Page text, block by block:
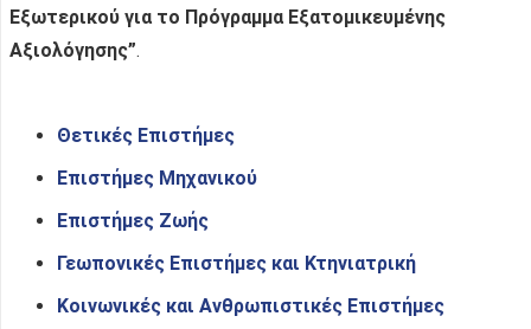
Εξωτερικού για το Πρόγραμμα Εξατομικευμένης
Αξιολόγησης”.
Θετικές Επιστήμες
Επιστήμες Μηχανικού
Επιστήμες Ζωής
Γεωπονικές Επιστήμες και Κτηνιατρική
Κοινωνικές και Ανθρωπιστικές Επιστήμες